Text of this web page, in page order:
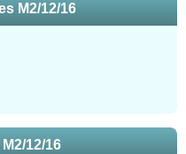
M2/12/16
12/16